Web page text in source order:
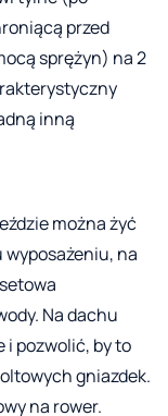
przed
sprężyn) na 2
inną
można żyć
na
Na dachu
i pozwolić, by to
gniazdek.
na rower.